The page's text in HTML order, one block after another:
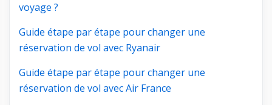
voyage ?
Guide étape par étape pour changer une
réservation de vol avec Ryanair
Guide étape par étape pour changer une
réservation de vol avec Air France